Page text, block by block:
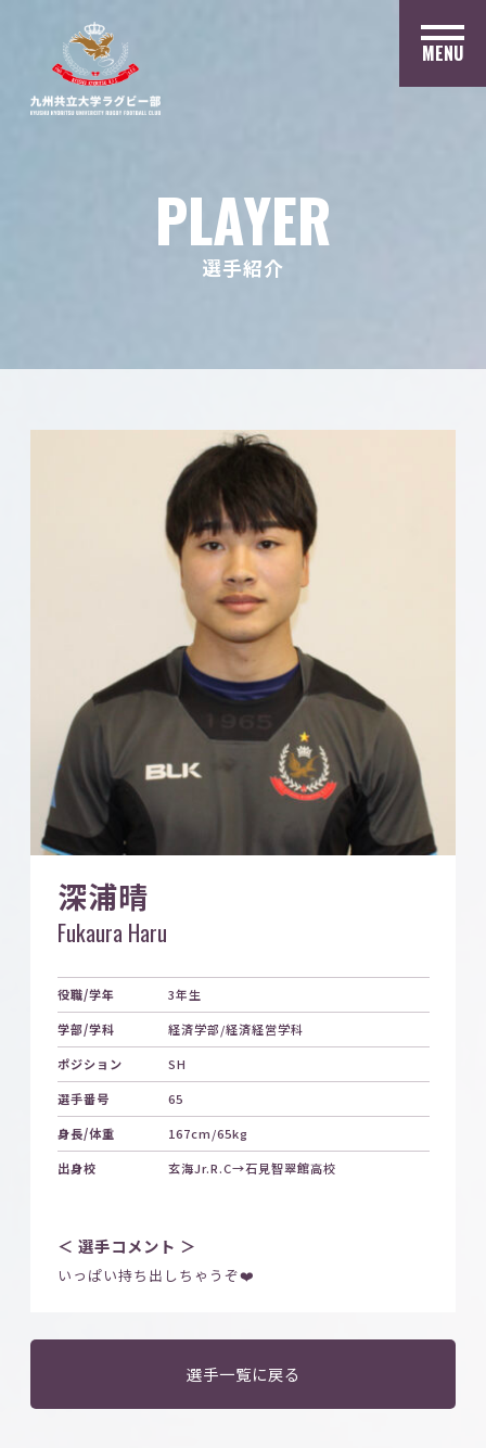
MENU
PLAYER
選手紹介
深浦晴
Fukaura Haru
役職/学年
3年生
学部/学科
経済学部/経済経営学科
ポジション
SH
選手番号
65
身長/体重
167cm/65kg
出身校
玄海Jr.R.C→石見智翠館高校
＜ 選手コメント ＞
いっぱい持ち出しちゃうぞ❤️
選手一覧に戻る